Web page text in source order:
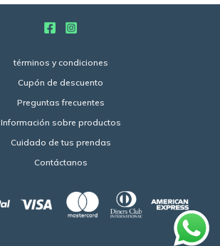
términos y condiciones
Cupón de descuento
Preguntas frecuentes
Información sobre productos
Cuidado de tus prendas
Contáctanos